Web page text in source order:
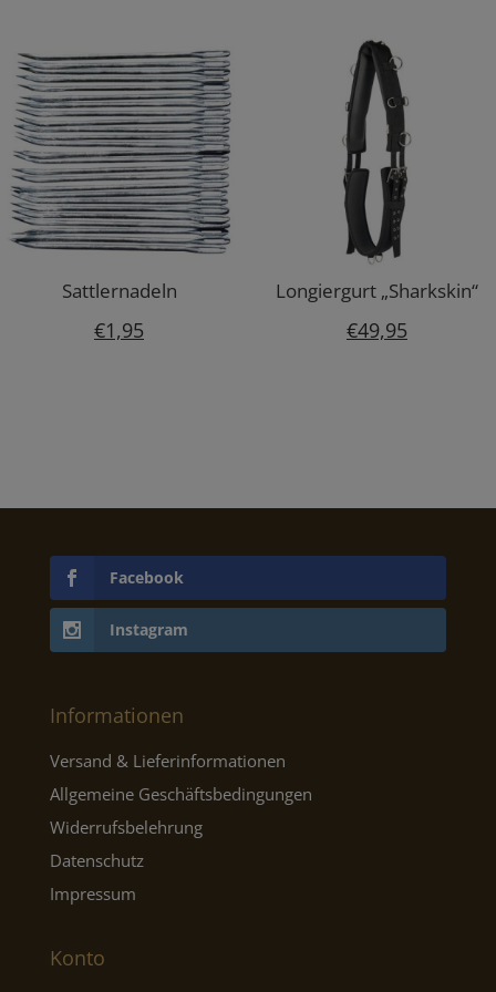
€17,95
Sattlernadeln
€1,95
Longiergurt „Sharkskin“
€49,95
Facebook
Instagram
Informationen
Versand & Lieferinformationen
Allgemeine Geschäftsbedingungen
Widerrufsbelehrung
Datenschutz
Impressum
Konto